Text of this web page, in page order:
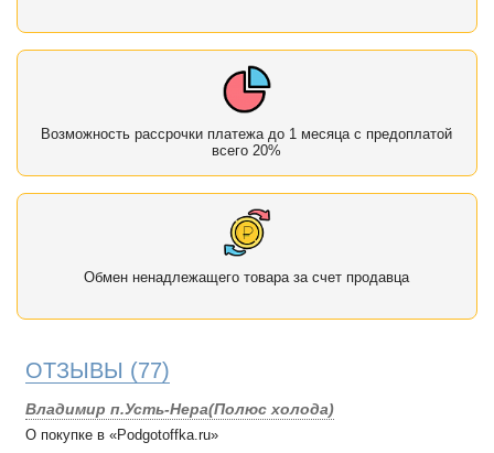
Возможность рассрочки платежа до 1 месяца с предоплатой
всего 20%
Обмен ненадлежащего товара за счет продавца
ОТЗЫВЫ (77)
Владимир п.Усть-Нера(Полюс холода)
О покупке в «Podgotoffka.ru»